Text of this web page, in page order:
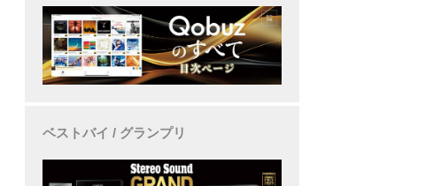
ベストバイ / グランプリ